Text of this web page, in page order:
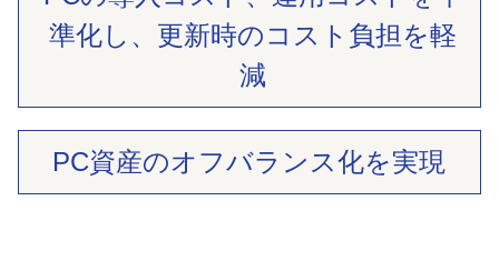
準化し、 更新時のコスト負担を軽
減
PC資産のオフバランス化を実現